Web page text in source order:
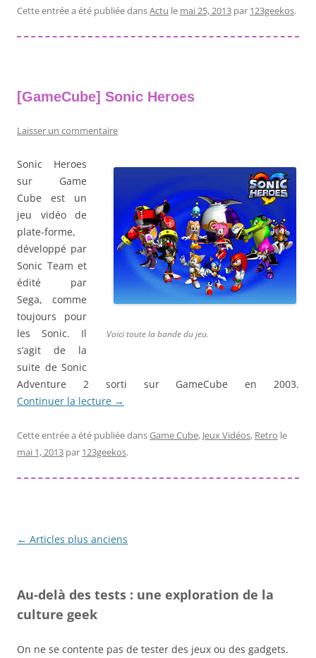
Cette entrée a été publiée dansActu le mai 25, 2013 par 123geekos.
[GameCube] Sonic Heroes
Laisser un commentaire
Voici toute la bande du jeu.
Sonic Heroes
sur Game
Cube est un
jeu vidéo de
plate-forme,
développé par
Sonic Team et
édité par
Sega, comme
toujours pour
les Sonic. Il
s’agit de la
suite de Sonic
Adventure 2 sorti sur GameCube en 2003.
Continuer la lecture →
Cette entrée a été publiée dansGame Cube, Jeux Vidéos, Retro le
mai 1, 2013 par 123geekos.
Navigation
← Articles plus anciens
Au-delà des tests : une exploration de la
culture geek
On ne se contente pas de tester des jeux ou des gadgets.